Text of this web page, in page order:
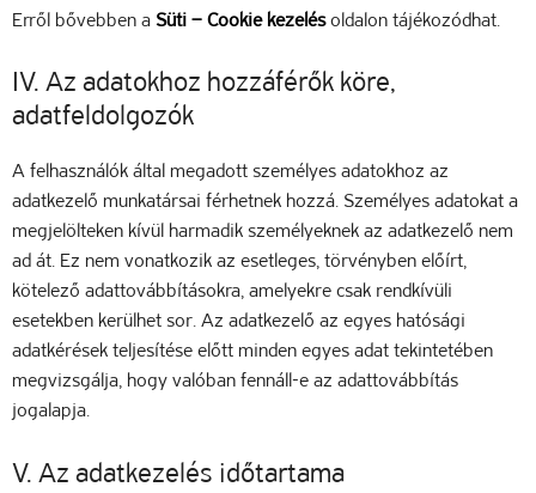
Erről bővebben a Süti – Cookie kezelés oldalon tájékozódhat.
IV. Az adatokhoz hozzáférők köre,
adatfeldolgozók
A felhasználók által megadott személyes adatokhoz az
adatkezelő munkatársai férhetnek hozzá. Személyes adatokat a
megjelölteken kívül harmadik személyeknek az adatkezelő nem
ad át. Ez nem vonatkozik az esetleges, törvényben előírt,
kötelező adattovábbításokra, amelyekre csak rendkívüli
esetekben kerülhet sor. Az adatkezelő az egyes hatósági
adatkérések teljesítése előtt minden egyes adat tekintetében
megvizsgálja, hogy valóban fennáll-e az adattovábbítás
jogalapja.
V. Az adatkezelés időtartama